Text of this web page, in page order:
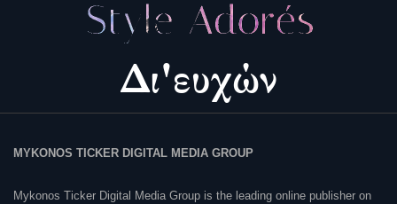
MYKONOS TICKER DIGITAL MEDIA GROUP
Mykonos Ticker Digital Media Group is the leading online publisher on